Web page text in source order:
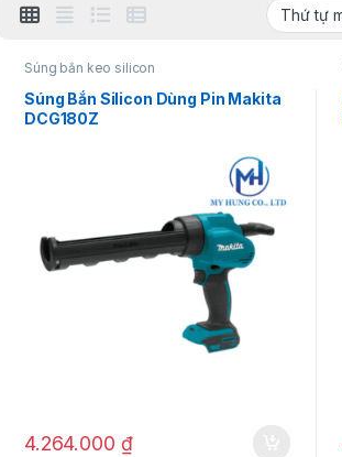
Súng bắn keo silicon
Súng Bắn Silicon Dùng Pin Makita
DCG180Z
4.264.000 ₫